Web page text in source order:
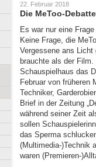
22. Februar 2018
Die MeToo-
Es war nur eine
Keine Frage, die
Vergessene ans Licht
brauchte als der
Schauspielhaus das
Februar von früheren
Techniker,
Brief in der Zeitung
während seiner Zeit
sollen
das Sperma
(Multimedia-)Technik
waren (Premieren-